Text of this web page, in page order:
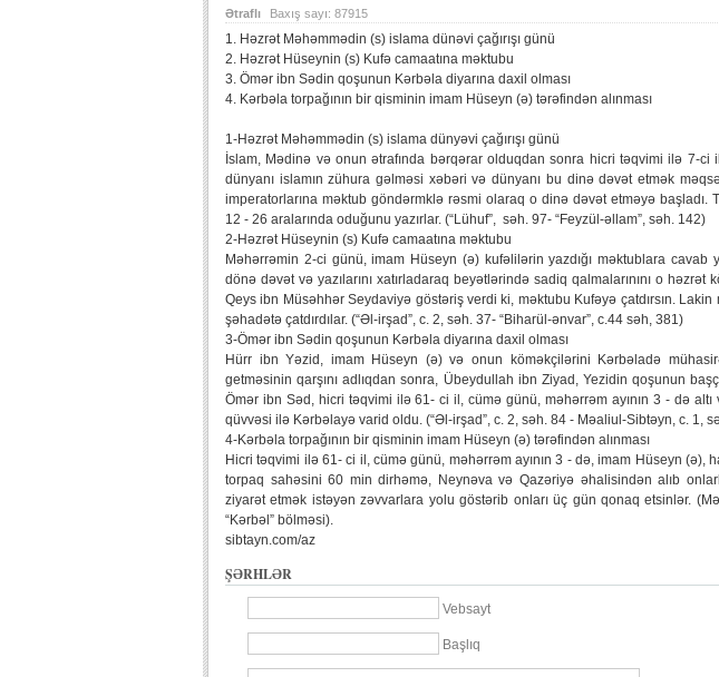
Ətraflı Baxış sayı: 87915
1. Həzrət Məhəmmədin (s) islama dünəvi çağırışı günü
2. Həzrət Hüseynin (s) Kufə camaatına məktubu
3. Ömər ibn Sədin qoşunun Kərbəla diyarına daxil olması
4. Kərbəla torpağının bir qisminin imam Hüseyn (ə) tərəfindən alınması
1-Həzrət Məhəmmədin (s) islama dünyəvi çağırışı günü
İslam, Mədinə və onun ətrafında bərqərar olduqdan sonra hicri təqvimi ilə 7-ci
dünyanı islamın zühura gəlməsi xəbəri və dünyanı bu dinə dəvət etmək
imperatorlarına məktub göndərmklə rəsmi olaraq o dinə dəvət etməyə başladı.
12 - 26 aralarında oduğunu yazırlar. (“Lühuf”, səh. 97- “Feyzül-əllam”, səh. 142)
2-Həzrət Hüseynin (s) Kufə camaatına məktubu
Məhərrəmin 2-ci günü, imam Hüseyn (ə) kufəlilərin yazdığı məktublara cavab
dönə dəvət və yazılarını xatırladaraq beyətlərində sadiq qalmalarınını o
Qeys ibn Müsəhhər Seydaviyə göstəriş verdi ki, məktubu Kufəyə çatdırsın.
şəhadətə çatdırdılar. (“Əl-irşad”, c. 2, səh. 37- “Biharül-ənvar”, c.44 səh, 381)
3-Ömər ibn Sədin qoşunun Kərbəla diyarına daxil olması
Hürr ibn Yəzid, imam Hüseyn (ə) və onun köməkçilərini Kərbəladə
getməsinin qarşını adlıqdan sonra, Übeydullah ibn Ziyad, Yezidin qoşunun
Ömər ibn Səd, hicri təqvimi ilə 61- ci il, cümə günü, məhərrəm ayının 3 - də
qüvvəsi ilə Kərbəlayə varid oldu. (“Əl-irşad”, c. 2, səh. 84 - Məaliul-Sibtəyn, c. 1,
4-Kərbəla torpağının bir qisminin imam Hüseyn (ə) tərəfindən alınması
Hicri təqvimi ilə 61- ci il, cümə günü, məhərrəm ayının 3 - də, imam Hüseyn (ə),
torpaq sahəsini 60 min dirhəmə, Neynəva və Qazəriyə əhalisindən alıb
ziyarət etmək istəyən zəvvarlara yolu göstərib onları üç gün qonaq etsinlər.
“Kərbəl” bölməsi).
sibtayn.com/az
ŞƏRHLƏR
Vebsayt
Başlıq